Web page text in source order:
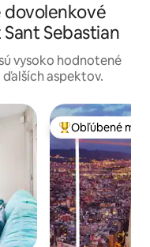
dovolenkové
Sebastian
vysoko hodnotené
aspektov.
Najobľúbenejšie
Obľúbené